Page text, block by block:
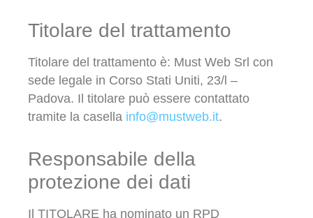
Titolare del trattamento
Titolare del trattamento è: Must Web Srl con
sede legale in Corso Stati Uniti, 23/l –
Padova. Il titolare può essere contattato
tramite la casella info@mustweb.it.
Responsabile della
protezione dei dati
Il TITOLARE ha nominato un RPD